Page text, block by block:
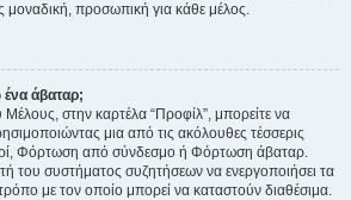
μοναδική, προσωπική για κάθε μέλος.
άβαταρ;
στην καρτέλα “Προφίλ”, μπορείτε να
μια από τις ακόλουθες τέσσερις
Φόρτωση από σύνδεσμο ή Φόρτωση άβαταρ.
του συστήματος συζητήσεων να ενεργοποιήσει τα
με τον οποίο μπορεί να καταστούν διαθέσιμα.